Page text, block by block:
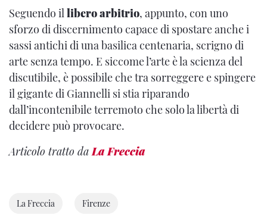
Seguendo illibero arbitrio, appunto, con uno
sforzo di discernimento capace di spostare anche i
sassi antichi di una basilica centenaria, scrigno di
arte senza tempo. E siccome l’arte è la scienza del
discutibile, è possibile che tra sorreggere e spingere
il gigante di Giannelli si stia riparando
dall’incontenibile terremoto che solo la libertà di
decidere può provocare.
Articolo tratto daLa Freccia
La Freccia Firenze